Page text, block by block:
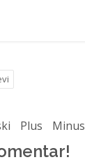
Plus Minus